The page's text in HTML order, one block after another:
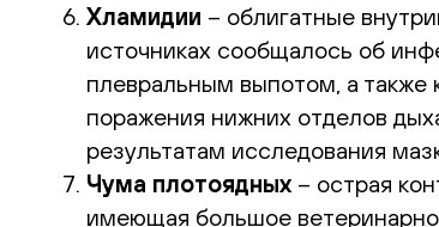
Хламидии – облигатные
источниках сообщалось об
плевральным выпотом, а также
поражения нижних отделов
результатам исследования
Чума плотоядных – острая
имеющая большое